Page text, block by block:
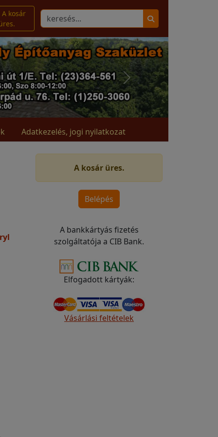
kosár
Adatkezelés, jogi nyilatkozat
A kosár üres.
A bankkártyás fizetés
szolgáltatója a CIB Bank.
Elfogadott kártyák:
Vásárlási feltételek